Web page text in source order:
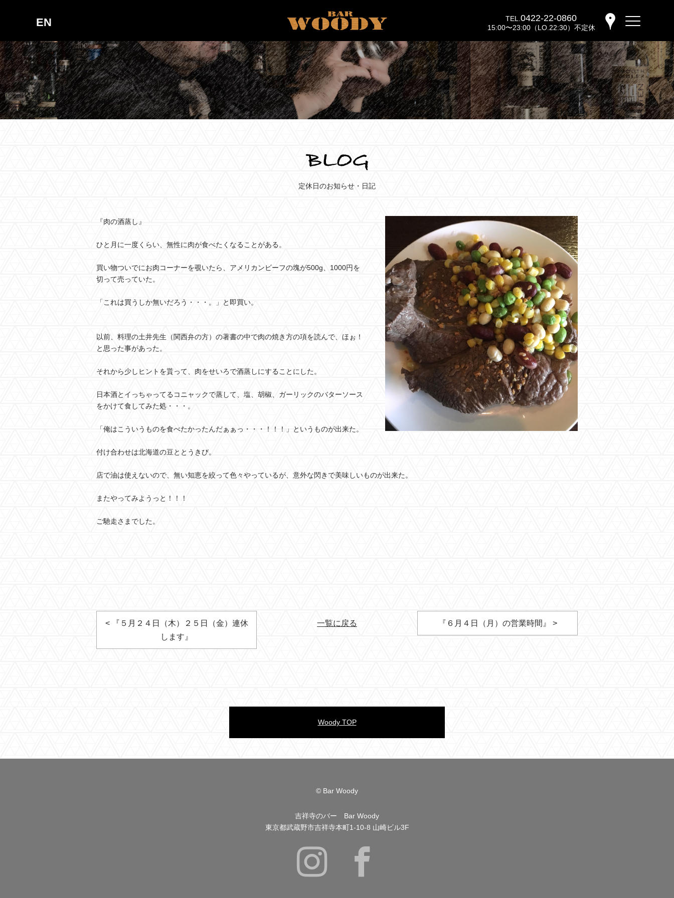
バーウッディTOP
バー ウッディについて
メニュー＆料金
おすすめカクテル
EN TEL.0422-22-0860
15:00〜23:00（LO.22:30）不定休
定休日のお知らせ・日記
『肉の酒蒸し』
ひと月に一度くらい、無性に肉が食べたくなることがある。
買い物ついでにお肉コーナーを覗いたら、アメリカンビーフの塊が500g、1000円を
切って売っていた。
「これは買うしか無いだろう・・・。」と即買い。
以前、料理の土井先生（関西弁の方）の著書の中で肉の焼き方の項を読んで、ほぉ！
と思った事があった。
それから少しヒントを貰って、肉をせいろで酒蒸しにすることにした。
日本酒とイっちゃってるコニャックで蒸して、塩、胡椒、ガーリックのバターソース
をかけて食してみた処・・・。
「俺はこういうものを食べたかったんだぁぁっ・・・！！！」というものが出来た。
付け合わせは北海道の豆ととうきび。
店で油は使えないので、無い知恵を絞って色々やっているが、意外な閃きで美味しいものが出来た。
またやってみようっと！！！
ご馳走さまでした。
< 『５月２４日（木）２５日（金）連休
します』
『６月４日（月）の営業時間』 >
一覧に戻る
Woody TOP
© Bar Woody
吉祥寺のバー Bar Woody
東京都武蔵野市吉祥寺本町1-10-8 山崎ビル3F